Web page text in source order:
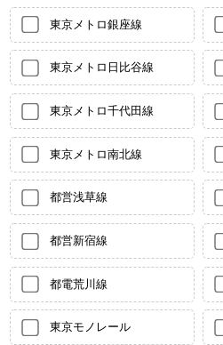
東京メトロ銀座線
東京メトロ日比谷線
東京メトロ千代田線
東京メトロ南北線
都営浅草線
都営新宿線
都電荒川線
東京モノレール